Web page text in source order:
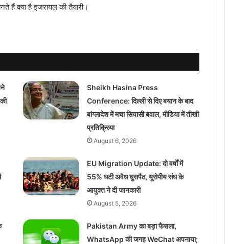
हैं क्या है इजरायल की तैयारी।
Sheikh Hasina Press
Conference: दिल्ली से दिए बयान के बाद
बांग्लादेश में मचा सियासी बवाल, मीडिया में तीखी
प्रतिक्रिया
August 6, 2026
EU Migration Update: दो वर्षों में
55% घटी अवैध घुसपैठ, यूरोपीय संघ के
आयुक्त ने दी जानकारी
August 5, 2026
Pakistan Army का बड़ा फैसला,
WhatsApp की जगह WeChat अपनाया;